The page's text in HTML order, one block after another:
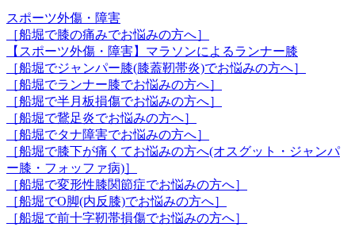
スポーツ外傷・障害
［船堀で膝の痛みでお悩みの方へ］
【スポーツ外傷・障害】マラソンによるランナー膝
［船堀でジャンパー膝(膝蓋靭帯炎)でお悩みの方へ］
［船堀でランナー膝でお悩みの方へ］
［船堀で半月板損傷でお悩みの方へ］
［船堀で鵞足炎でお悩みの方へ］
［船堀でタナ障害でお悩みの方へ］
［船堀で膝下が痛くてお悩みの方へ(オスグット・ジャンパ
ー膝・フォッファ病)］
［船堀で変形性膝関節症でお悩みの方へ］
［船堀でO脚(内反膝)でお悩みの方へ］
［船堀で前十字靭帯損傷でお悩みの方へ］